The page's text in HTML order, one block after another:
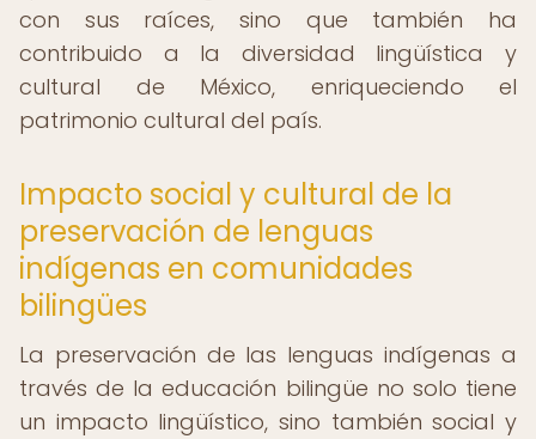
con sus raíces, sino que también ha
contribuido a la diversidad lingüística y
cultural de México, enriqueciendo el
patrimonio cultural del país.
Impacto social y cultural de la
preservación de lenguas
indígenas en comunidades
bilingües
La preservación de las lenguas indígenas a
través de la educación bilingüe no solo tiene
un impacto lingüístico, sino también social y